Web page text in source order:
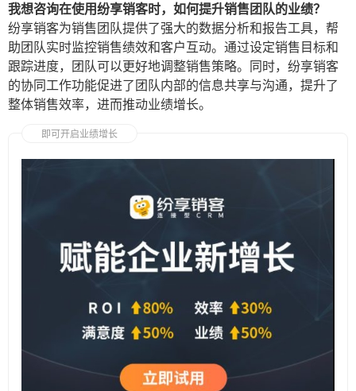
我想咨询在使用纷享销客时，如何提升销售团队的业绩？
纷享销客为销售团队提供了强大的数据分析和报告工具，帮
助团队实时监控销售绩效和客户互动。通过设定销售目标和
跟踪进度，团队可以更好地调整销售策略。同时，纷享销客
的协同工作功能促进了团队内部的信息共享与沟通，提升了
整体销售效率，进而推动业绩增长。
即可开启业绩增长